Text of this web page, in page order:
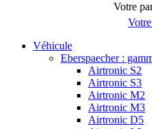
Votre
Véhicule
Eberspaecher :
Airtronic S2
Airtronic S3
Airtronic M2
Airtronic M3
Airtronic D5